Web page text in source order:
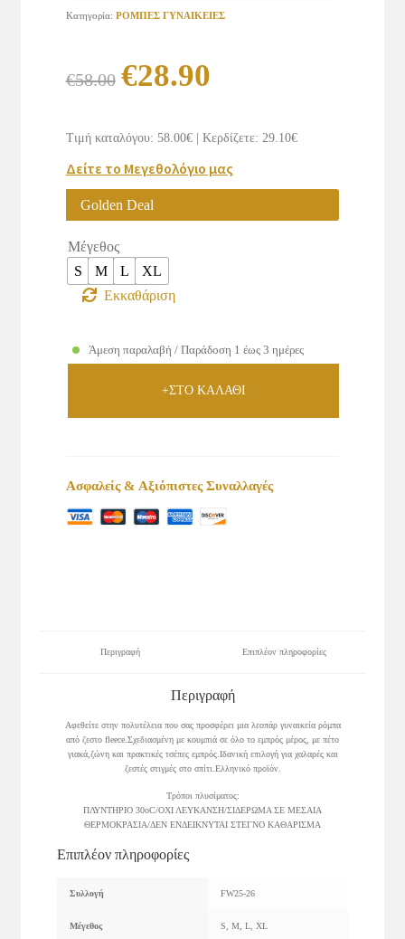
Κατηγορία: ΡΟΜΠΕΣ ΓΥΝΑΙΚΕΙΕΣ
€58.00
Original
was:
€58.00.
€28.90
τιμή
είναι:
€28.90.
Τιμή καταλόγου: 58.00€ Κερδίζετε: 29.10€
Δείτε το Μεγεθολόγιο μας
Golden Deal
Μέγεθος
S
M L
XL
Εκκαθάριση
Άμεση παραλαβή / Παράδοση 1 έως 3 ημέρες
+ΣΤΟ ΚΑΛΑΘΙ
Ασφαλείς & Αξιόπιστες Συναλλαγές
Περιγραφή Επιπλέον πληροφορίες
Περιγραφή
Αφεθείτε στην πολυτέλεια που σας προσφέρει μια λεοπάρ γυναικεία ρόμπα
από ζεστο fleece.Σχεδιασμένη με κουμπιά σε όλο το εμπρός μέρος, με πέτο
γιακά,ζώνη και πρακτικές τσέπες εμπρός.Ιδανική επιλογή για χαλαρές και
ζεστές στιγμές στο σπίτι.Ελληνικό προϊόν.
Τρόποι πλυσίματος:
ΠΛΥΝΤΗΡΙΟ 30οC/ΟΧΙ ΛΕΥΚΑΝΣΗ/ΣΙΔΕΡΩΜΑ ΣΕ ΜΕΣΑΙΑ
ΘΕΡΜΟΚΡΑΣΙΑ/ΔΕΝ ΕΝΔΕΙΚΝΥΤΑΙ ΣΤΕΓΝΟ ΚΑΘΑΡΙΣΜΑ
Επιπλέον πληροφορίες
Συλλογή FW25-26
Μέγεθος S, M, L, XL